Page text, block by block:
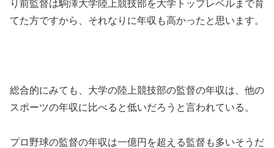
り前監督は駒澤大学陸上競技部を大学トップレベルまで育
てた方ですから、それなりに年収も高かったと思います。
総合的にみても、大学の陸上競技部の監督の年収は、他の
スポーツの年収に比べると低いだろうと言われている。
プロ野球の監督の年収は一億円を超える監督も多いそうだ